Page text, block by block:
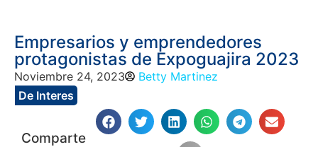
Empresarios y emprendedores
protagonistas de Expoguajira 2023
Noviembre 24, 2023
Betty Martinez
De Interes
Comparte